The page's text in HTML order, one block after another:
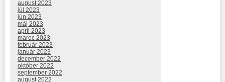
august 2023
júl 2023
jún 2023
máj 2023
apríl 2023
marec 2023
február 2023
január 2023
december 2022
október 2022
september 2022
august 2022